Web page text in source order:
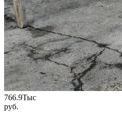
766.9Тыс
руб.